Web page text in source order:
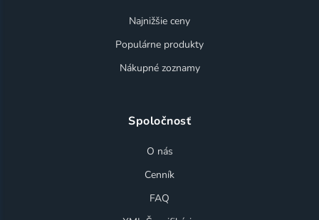
Najnižšie ceny
Populárne produkty
Nákupné zoznamy
Spoločnosť
O nás
Cenník
FAQ